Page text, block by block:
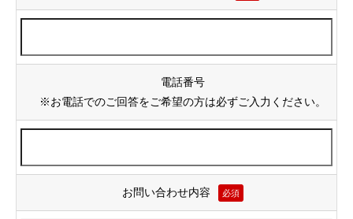
電話番号
※お電話でのご回答をご希望の方は必ずご入力ください。
お問い合わせ内容 必須